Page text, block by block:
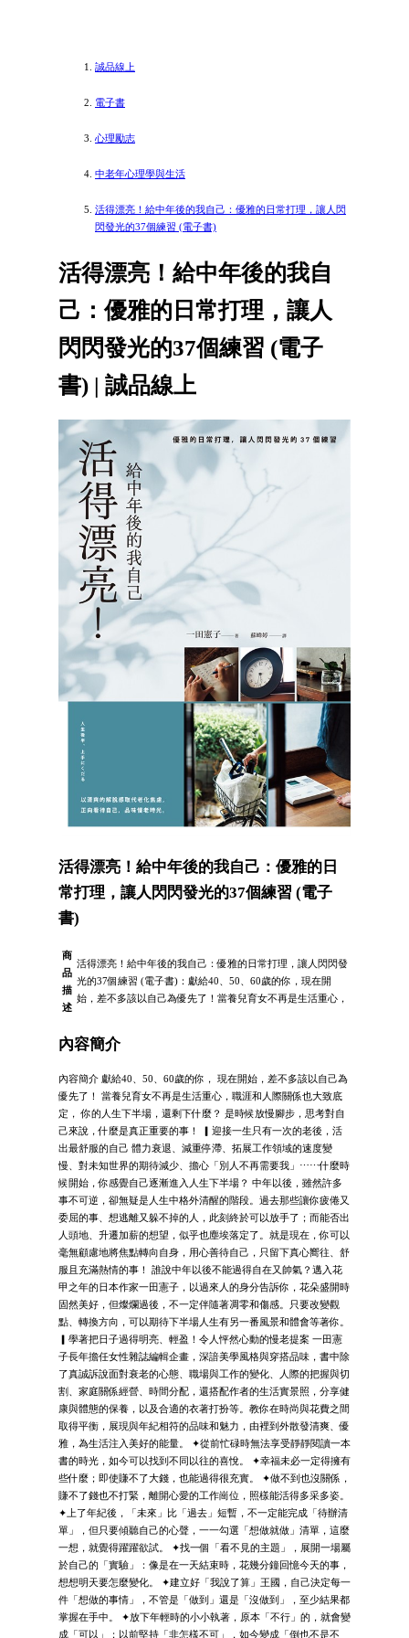
誠品線上
電子書
心理勵志
中老年心理學與生活
活得漂亮！給中年後的我自己：優雅的日常打理，讓人閃
閃發光的37個練習 (電子書)
活得漂亮！給中年後的我自
己：優雅的日常打理，讓人
閃閃發光的37個練習 (電子
書) | 誠品線上
活得漂亮！給中年後的我自己：優雅的日
常打理，讓人閃閃發光的37個練習 (電子
書)
商
品
描
述
活得漂亮！給中年後的我自己：優雅的日常打理，讓人閃閃發
光的37個練習 (電子書)：獻給40、50、60歲的你，現在開
始，差不多該以自己為優先了！當養兒育女不再是生活重心，
內容簡介
內容簡介 獻給40、50、60歲的你， 現在開始，差不多該以自己為
優先了！ 當養兒育女不再是生活重心，職涯和人際關係也大致底
定， 你的人生下半場，還剩下什麼？ 是時候放慢腳步，思考對自
己來說，什麼是真正重要的事！ ▎迎接一生只有一次的老後，活
出最舒服的自己 體力衰退、減重停滯、拓展工作領域的速度變
慢、對未知世界的期待減少、擔心「別人不再需要我」⋯⋯什麼時
候開始，你感覺自己逐漸進入人生下半場？ 中年以後，雖然許多
事不可逆，卻無疑是人生中格外清醒的階段。過去那些讓你疲倦又
委屈的事、想逃離又躲不掉的人，此刻終於可以放手了；而能否出
人頭地、升遷加薪的想望，似乎也塵埃落定了。就是現在，你可以
毫無顧慮地將焦點轉向自身，用心善待自己，只留下真心嚮往、舒
服且充滿熱情的事！ 誰說中年以後不能過得自在又帥氣？邁入花
甲之年的日本作家一田憲子，以過來人的身分告訴你，花朵盛開時
固然美好，但燦爛過後，不一定伴隨著凋零和傷感。只要改變觀
點、轉換方向，可以期待下半場人生有另一番風景和體會等著你。
▎學著把日子過得明亮、輕盈！令人怦然心動的慢老提案 一田憲
子長年擔任女性雜誌編輯企畫，深諳美學風格與穿搭品味，書中除
了真誠訴說面對衰老的心態、職場與工作的變化、人際的把握與切
割、家庭關係經營、時間分配，還搭配作者的生活實景照，分享健
康與體態的保養，以及合適的衣著打扮等。教你在時尚與花費之間
取得平衡，展現與年紀相符的品味和魅力，由裡到外散發清爽、優
雅，為生活注入美好的能量。 ✦從前忙碌時無法享受靜靜閱讀一本
書的時光，如今可以找到不同以往的喜悅。 ✦幸福未必一定得擁有
些什麼；即使賺不了大錢，也能過得很充實。 ✦做不到也沒關係，
賺不了錢也不打緊，離開心愛的工作崗位，照樣能活得多采多姿。
✦上了年紀後，「未來」比「過去」短暫，不一定能完成「待辦清
單」，但只要傾聽自己的心聲，一一勾選「想做就做」清單，這麼
一想，就覺得躍躍欲試。 ✦找一個「看不見的主題」，展開一場屬
於自己的「實驗」：像是在一天結束時，花幾分鐘回憶今天的事，
想想明天要怎麼變化。 ✦建立好「我說了算」王國，自己決定每一
件「想做的事情」，不管是「做到」還是「沒做到」，至少結果都
掌握在手中。 ✦放下年輕時的小小執著，原本「不行」的，就會變
成「可以」；以前堅持「非怎樣不可」，如今變成「倒也不是不